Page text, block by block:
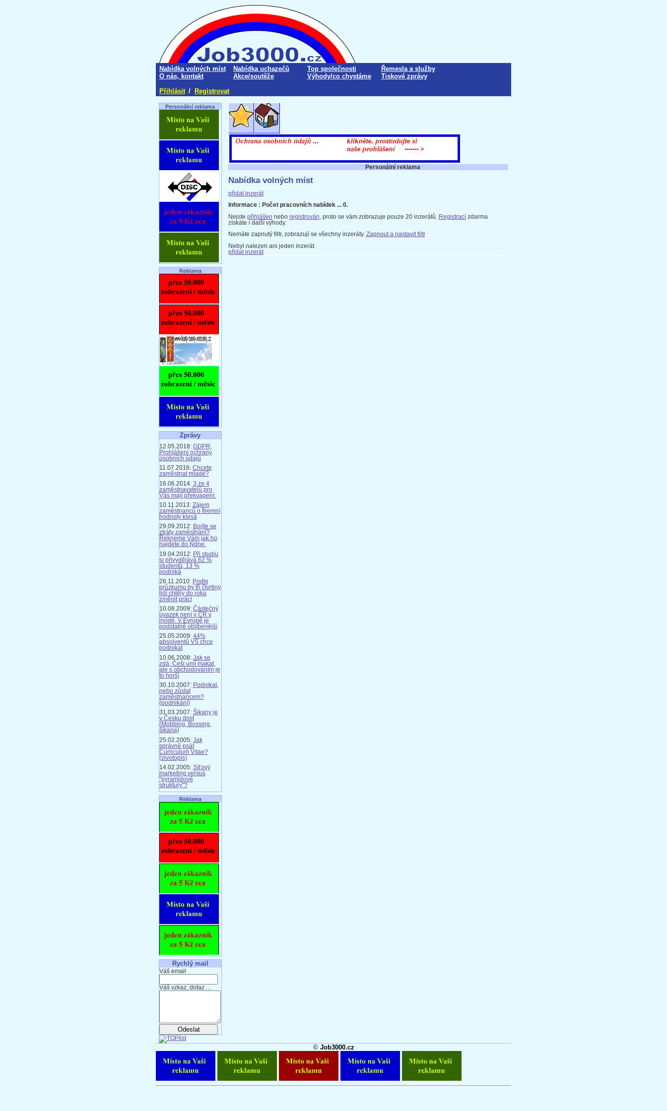
Nabídka volných míst Nabídka uchazečů Top společnosti
Řemesla a služby
O nás, kontakt
Akce/soutěže Výhody/co chystáme
Tiskové zprávy
Přihlásit / Registrovat
Personální reklama
Reklama
Zprávy
12.05.2018: GDPR,
Prohlášení ochrany
osobních údajů
11.07.2016: Chcete
zaměstnat mladé?
16.06.2014: 3 ze 4
zaměstnavatelů pro
Vás mají překvapení.
10.11.2013: Zájem
zaměstnanců o firemní
hodnoty klesá
29.09.2012: Bojíte se
ztráty zaměstnání?
Řekneme Vám jak ho
najdete do týdne.
19.04.2012: Při studiu
si přivydělává 62 %
studentů, 13 %
podniká
26.11.2010: Podle
průzkumu by tři čtvrtiny
lidí chtěly do roka
změnit práci
10.08.2009: Částečný
úvazek není v ČR v
módě. V Evropě je
podstatně oblíbenější
25.05.2009: 44%
absolventů VŠ chce
podnikat
10.06.2008: Jak se
zdá, Češi umí makat,
ale s obchodováním je
to horší
30.10.2007: Podnikat,
nebo zůstat
zaměstnancem?
(podnikání)
31.03.2007: Šikany je
v Česku dost
(Mobbing, Bossing,
šikana)
25.02.2005: Jak
správně psát
Curriculum Vitae?
(zivotopis)
14.02.2005: Síťový
marketing versus
"pyramidové
struktury"?
Reklama
Rychlý mail
Váš email
Váš vzkaz, dotaz ...
Personální reklama
Nabídka volných míst
přidat inzerát
Informace : Počet pracovních nabídek ... 0.
Nejste přihlášen nebo registrován , proto se vám zobrazuje pouze 20 inzerátů. Registracízdarma
získáte i další výhody.
Nemáte zapnutý filtr, zobrazují se všechny inzeráty. Zapnout a nastavit filtr
Nebyl nalezen ani jeden inzerát.
přidat inzerát
© Job3000.cz